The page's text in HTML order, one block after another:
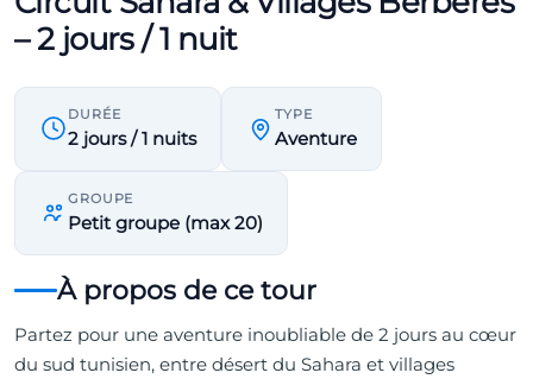
– 2 jours / 1 nuit
DURÉE
2 jours / 1 nuits
TYPE
Aventure
GROUPE
Petit groupe (max 20)
À propos de ce tour
Partez pour une aventure inoubliable de 2 jours au cœur
du sud tunisien, entre désert du Sahara et villages